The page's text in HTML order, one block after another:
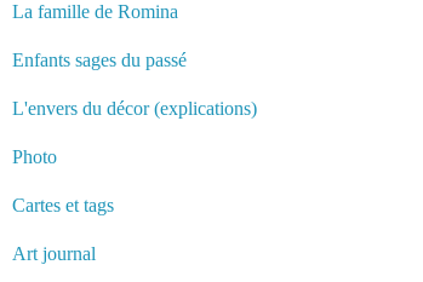
La famille de Romina
Enfants sages du passé
L'envers du décor (explications)
Photo
Cartes et tags
Art journal